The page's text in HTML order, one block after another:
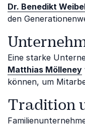
Dr. Benedikt
den
Eine starke
Matthias Mölleney
können, um
Tradition